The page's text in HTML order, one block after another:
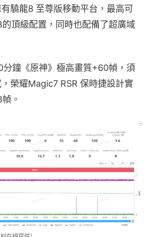
驍龍8 至尊版移動平台，最高可
頂級配置，同時也配備了超廣域
鐘《原神》極高畫質+60幀，須
榮耀Magic7 RSR 保時捷設計實
。